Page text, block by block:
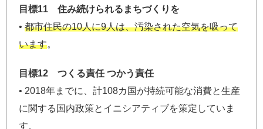
目標11 住み続けられるまちづくりを
• 都市住民の10人に9人は、汚染された空気を吸って
います。
目標12 つくる責任 つかう責任
• 2018年までに、計108カ国が持続可能な消費と生産
に関する国内政策とイニシアティブを策定していま
す。